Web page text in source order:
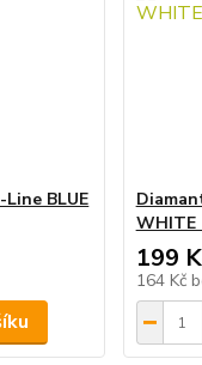
BLUE
WHITE
199
164 Kč